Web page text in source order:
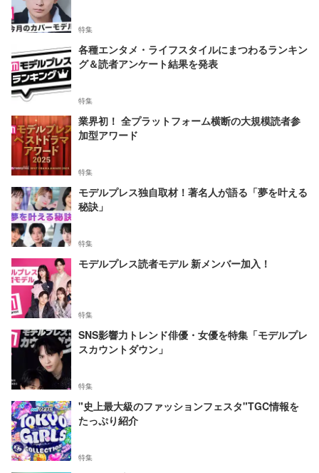
特集
各種エンタメ・ライフスタイルにまつわるランキン
グ＆読者アンケート結果を発表
特集
業界初！ 全プラットフォーム横断の大規模読者参
加型アワード
特集
モデルプレス独自取材！著名人が語る「夢を叶える
秘訣」
特集
モデルプレス読者モデル 新メンバー加入！
特集
SNS影響力トレンド俳優・女優を特集「モデルプレ
スカウントダウン」
特集
"史上最大級のファッションフェスタ"TGC情報を
たっぷり紹介
特集